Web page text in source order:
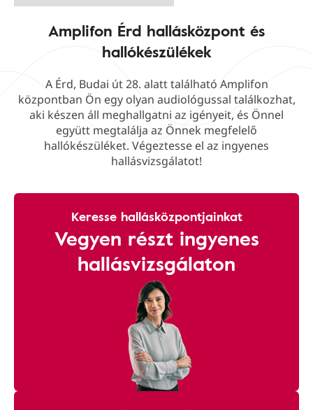
Amplifon Érd hallásközpont és
hallókészülékek
A Érd, Budai út 28. alatt található Amplifon
központban Ön egy olyan audiológussal találkozhat,
aki készen áll meghallgatni az igényeit, és Önnel
együtt megtalálja az Önnek megfelelő
hallókészüléket. Végeztesse el az ingyenes
hallásvizsgálatot!
Keresse hallásközpontjainkat
Vegyen részt ingyenes
hallásvizsgálaton